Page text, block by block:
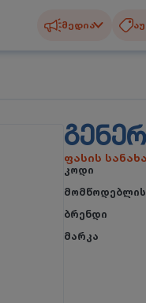
მედია
ფასის
კოდი
ბრენდი
მარკა